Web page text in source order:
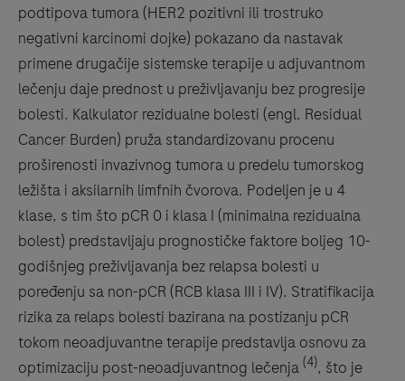
podtipova tumora (HER2 pozitivni ili trostruko
negativni karcinomi dojke) pokazano da nastavak
primene drugačije sistemske terapije u adjuvantnom
lečenju daje prednost u preživljavanju bez progresije
bolesti. Kalkulator rezidualne bolesti (engl. Residual
Cancer Burden) pruža standardizovanu procenu
proširenosti invazivnog tumora u predelu tumorskog
ležišta i aksilarnih limfnih čvorova. Podeljen je u 4
klase, s tim što pCR 0 i klasa I (minimalna rezidualna
bolest) predstavljaju prognostičke faktore boljeg 10-
godišnjeg preživljavanja bez relapsa bolesti u
poređenju sa non-pCR (RCB klasa III i IV). Stratifikacija
rizika za relaps bolesti bazirana na postizanju pCR
tokom neoadjuvantne terapije predstavlja osnovu za
optimizaciju post-neoadjuvantnog lečenja (4), što je